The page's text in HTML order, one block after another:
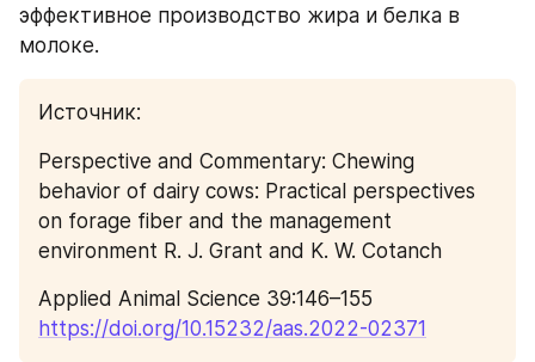
эффективное производство жира и белка в
молоке.
Источник:
Perspective and Commentary: Chewing
behavior of dairy cows: Practical perspectives
on forage fiber and the management
environment R. J. Grant and K. W. Cotanch
https://doi.org/10.15232/aas.2022-02371